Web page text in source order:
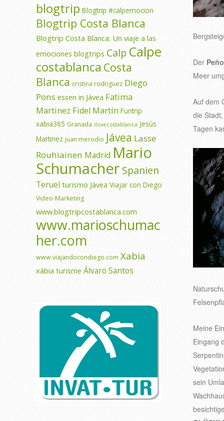
Der
Meer
Auf dem
die
Tagen
Meine
Eingang
sein
blogtrip Blogtrip #calpemocion
Blogtrip Costa Blanca
Blogtrip Costa Blanca: Un viaje a las
emociones blogtrips Calp Calpe
costablanca Costa
Blanca cristina rodriguez Diego
Pons essen in Jávea Fatima
Martinez Fidel Martín Funtrip
xabia365 Granada ilovecostablanca Jesús
Martinez juan merodio Jávea Lasse
Rouhiainen Madrid Mario
Schumacher Spanien
Teruel turismo Jávea Viajar con Diego
Video-Marketing
www.blogtripcostablanca.com
www.marioschumac
her.com
www.viajandocondiego.com Xabia
xàbia turisme Álvaro Santos